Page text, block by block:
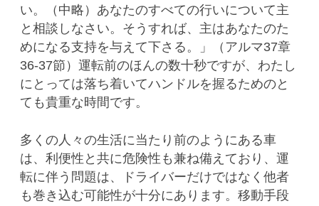
い。（中略）あなたのすべての行いについて主
と相談しなさい。そうすれば、主はあなたのた
めになる支持を与えて下さる。」（アルマ37章
36-37節）運転前のほんの数十秒ですが、わたし
にとっては落ち着いてハンドルを握るためのと
ても貴重な時間です。
多くの人々の生活に当たり前のようにある車
は、利便性と共に危険性も兼ね備えており、運
転に伴う問題は、ドライバーだけではなく他者
も巻き込む可能性が十分にあります。移動手段